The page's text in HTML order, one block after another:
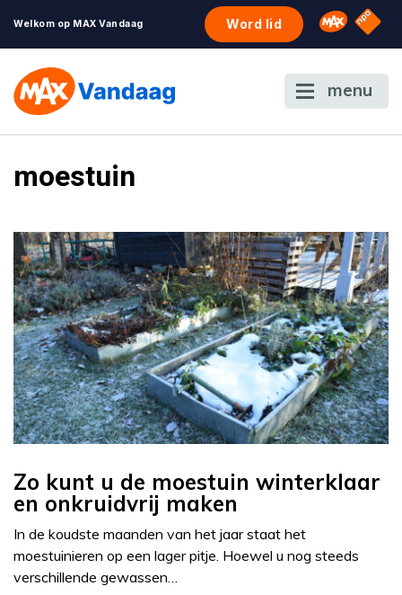
Welkom op MAX Vandaag Word lid Omroep
NPO
menu
moestuin
Zo kunt u de moestuin winterklaar
en onkruidvrij maken
In de koudste maanden van het jaar staat het
moestuinieren op een lager pitje. Hoewel u nog steeds
verschillende gewassen…